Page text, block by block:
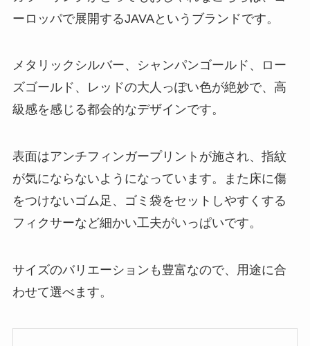
ーロッパで展開するJAVAというブランドです。
メタリックシルバー、シャンパンゴールド、ロー
ズゴールド、レッドの大人っぽい色が絶妙で、高
級感を感じる都会的なデザインです。
表面はアンチフィンガープリントが施され、指紋
が気にならないようになっています。また床に傷
をつけないゴム足、ゴミ袋をセットしやすくする
フィクサーなど細かい工夫がいっぱいです。
サイズのバリエーションも豊富なので、用途に合
わせて選べます。